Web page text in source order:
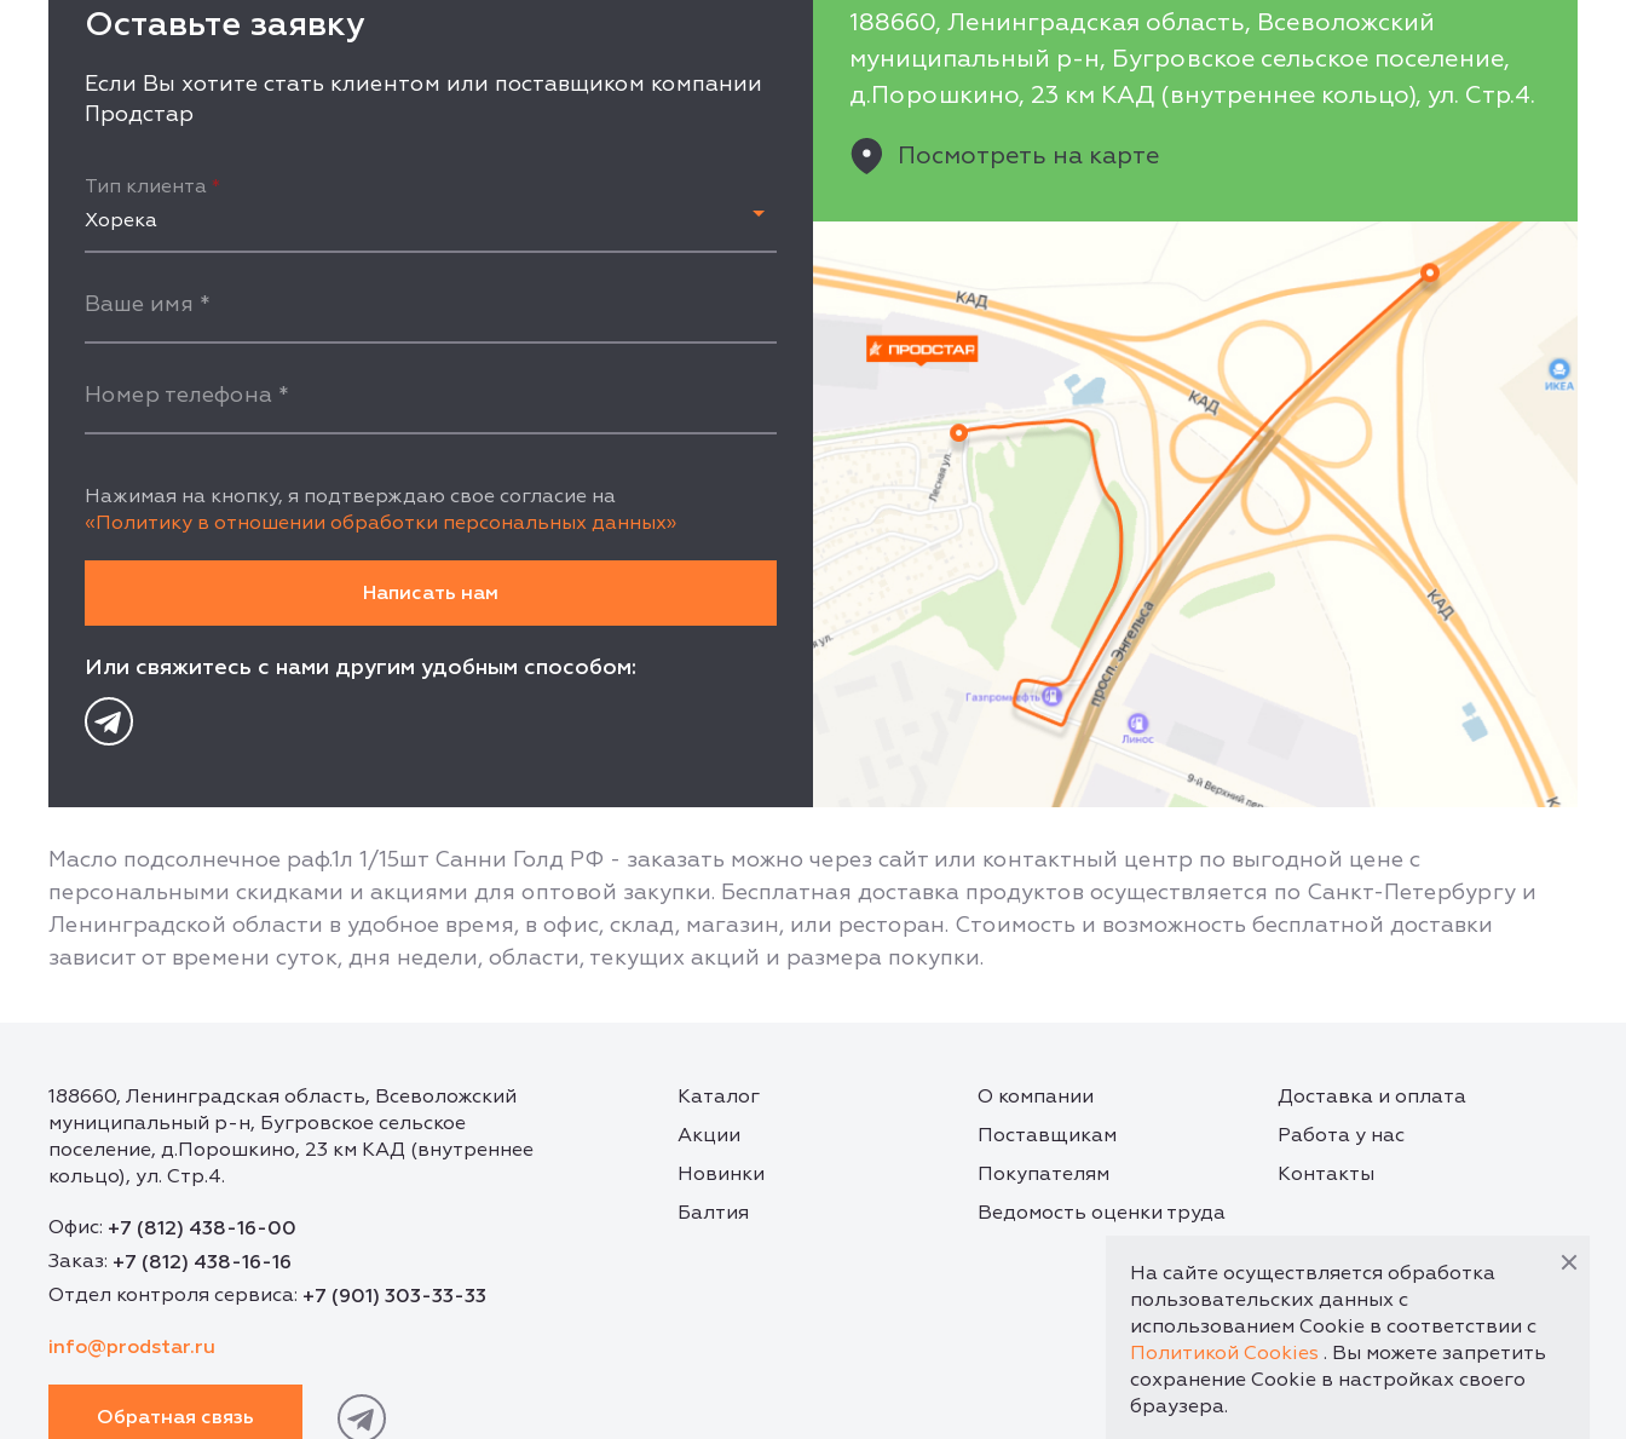
Оставьте заявку
Если Вы хотите стать клиентом или поставщиком компании
Продстар
Тип клиента *
Хорека
Ваше имя *
Номер телефона *
Нажимая на кнопку, я подтверждаю свое согласие на
«Политику в отношении обработки персональных данных»
Или свяжитесь с нами другим удобным способом:
188660, Ленинградская область, Всеволожский
муниципальный р-н, Бугровское сельское поселение,
д.Порошкино, 23 км КАД (внутреннее кольцо), ул. Стр.4.
Посмотреть на карте
Масло подсолнечное раф.1л 1/15шт Санни Голд РФ - заказать можно через сайт или контактный центр по выгодной цене с
персональными скидками и акциями для оптовой закупки. Бесплатная доставка продуктов осуществляется по Санкт-Петербургу и
Ленинградской области в удобное время, в офис, склад, магазин, или ресторан. Стоимость и возможность бесплатной доставки
зависит от времени суток, дня недели, области, текущих акций и размера покупки.
188660, Ленинградская область, Всеволожский
муниципальный р-н, Бугровское сельское
поселение, д.Порошкино, 23 км КАД (внутреннее
кольцо), ул. Стр.4.
Офис: +7 (812) 438-16-00
Заказ: +7 (812) 438-16-16
Отдел контроля сервиса: +7 (901) 303-33-33
info@prodstar.ru
Обратная связь
Каталог О компании
Доставка и оплата
Акции
Поставщикам
Работа у нас
Новинки
Покупателям
Контакты
Балтия
Ведомость оценки труда
На сайте осуществляется обработка
пользовательских данных с
использованием Cookie в соответствии с
Политикой Cookies . Вы можете запретить
сохранение Cookie в настройках своего
браузера.